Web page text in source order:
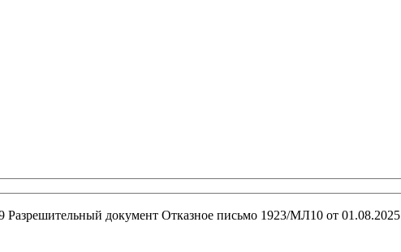
Разрешительный документ Отказное письмо 1923/МЛ10 от 01.08.2025